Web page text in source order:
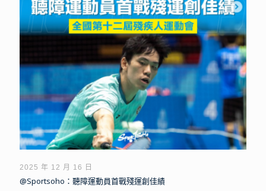
2025 年 12 月 16 日
@Sportsoho：聽障運動員首戰殘運創佳績